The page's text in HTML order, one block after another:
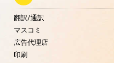
翻訳/通訳
マスコミ
広告代理店
印刷